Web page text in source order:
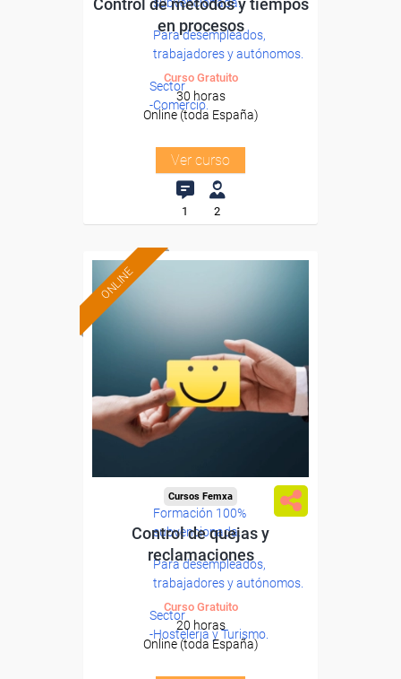
Para desempleados,
trabajadores y autónomos.
Sector
-Comercio.
Control de metodos y tiempos
en procesos
Curso Gratuito
30 horas
Online (toda España)
Ver curso
1 2
ONLINE
Formación 100%
subvencionada.
Para desempleados,
trabajadores y autónomos.
Sector
-Hosteleria y Turismo.
Cursos Femxa
Control de quejas y
reclamaciones
Curso Gratuito
20 horas
Online (toda España)